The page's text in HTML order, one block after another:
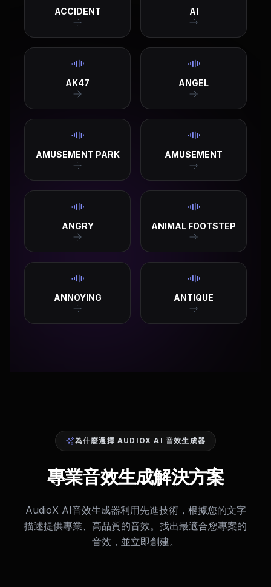
ACCIDENT AI
AK47 ANGEL
AMUSEMENT PARK AMUSEMENT
ANGRY ANIMAL FOOTSTEP
ANNOYING ANTIQUE
為什麼選擇 AUDIOX AI 音效生成器
專業音效生成解決方案
AudioX AI音效生成器利用先進技術，根據您的文字
描述提供專業、高品質的音效。找出最適合您專案的
音效，並立即創建。